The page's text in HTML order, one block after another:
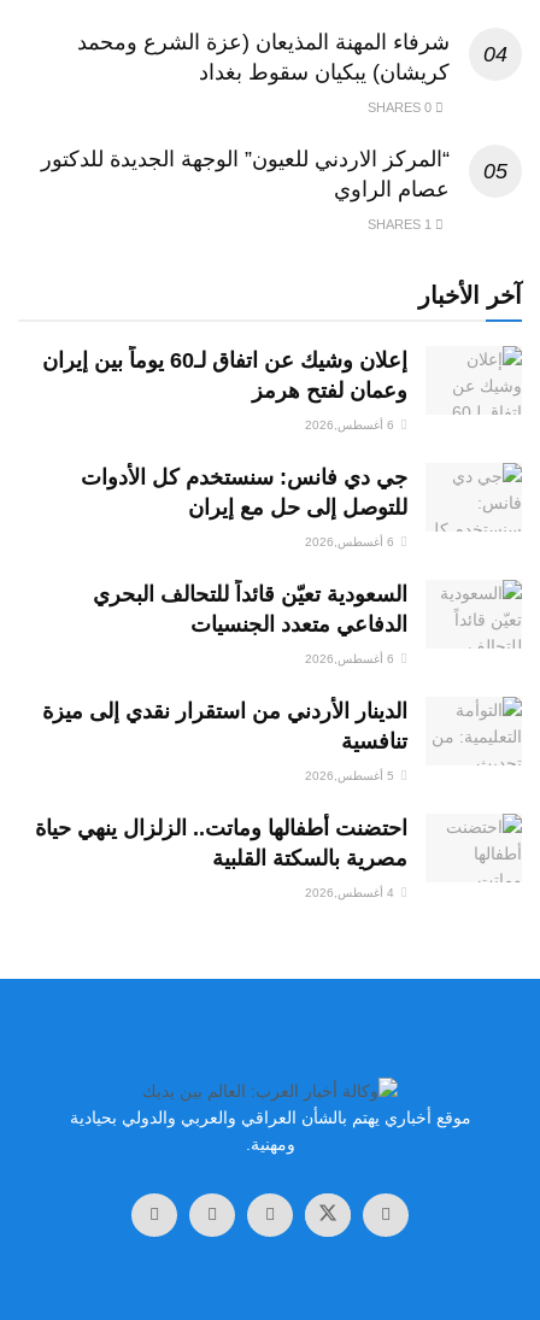
شرفاء المهنة المذيعان (عزة الشرع ومحمد
كريشان) يبكيان سقوط بغداد
“المركز الاردني للعيون” الوجهة الجديدة للدكتور
عصام الراوي
آخر الأخبار
إعلان وشيك عن اتفاق لـ60 يوماً بين إيران
وعمان لفتح هرمز
جي دي فانس: سنستخدم كل الأدوات
للتوصل إلى حل مع إيران
السعودية تعيّن قائداً للتحالف البحري
الدفاعي متعدد الجنسيات
الدينار الأردني من استقرار نقدي إلى ميزة
تنافسية
احتضنت أطفالها وماتت.. الزلزال ينهي حياة
مصرية بالسكتة القلبية
موقع أخباري يهتم بالشأن العراقي والعربي والدولي بحيادية
ومهنية.